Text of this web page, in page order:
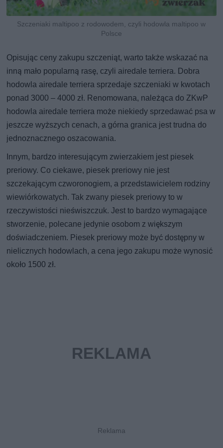
Szczeniaki maltipoo z rodowodem, czyli hodowla maltipoo w
Polsce
Opisując ceny zakupu szczeniąt, warto także wskazać na
inną mało popularną rasę, czyli airedale terriera. Dobra
hodowla airedale terriera sprzedaje szczeniaki w kwotach
ponad 3000 – 4000 zł. Renomowana, należąca do ZKwP
hodowla airedale terriera może niekiedy sprzedawać psa w
jeszcze wyższych cenach, a górna granica jest trudna do
jednoznacznego oszacowania.
Innym, bardzo interesującym zwierzakiem jest piesek
preriowy. Co ciekawe, piesek preriowy nie jest
szczekającym czworonogiem, a przedstawicielem rodziny
wiewiórkowatych. Tak zwany piesek preriowy to w
rzeczywistości nieświszczuk. Jest to bardzo wymagające
stworzenie, polecane jedynie osobom z większym
doświadczeniem. Piesek preriowy może być dostępny w
nielicznych hodowlach, a cena jego zakupu może wynosić
około 1500 zł.